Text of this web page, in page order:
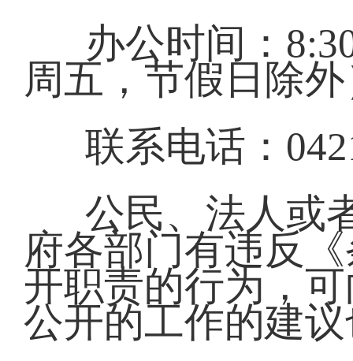
办公时间：
周五，节假日除
联系电话：
公民、法人或
府各部门有违反
开职责的行为，
公开的工作的建